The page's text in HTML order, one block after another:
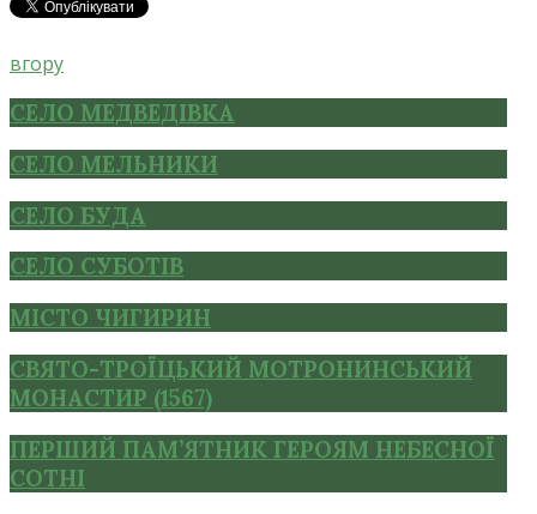
вгору
СЕЛО МЕДВЕДІВКА
СЕЛО МЕЛЬНИКИ
СЕЛО БУДА
СЕЛО СУБОТІВ
МІСТО ЧИГИРИН
СВЯТО-ТРОЇЦЬКИЙ МОТРОНИНСЬКИЙ
МОНАСТИР (1567)
ПЕРШИЙ ПАМ’ЯТНИК ГЕРОЯМ НЕБЕСНОЇ
СОТНІ